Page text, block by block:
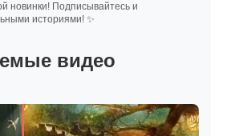
новинки! Подписывайтесь и
историями! ✨
видео